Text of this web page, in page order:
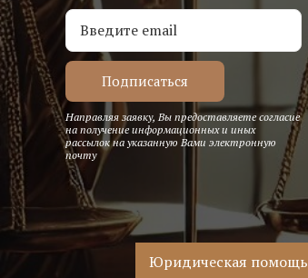
Направляя заявку, Вы предоставляете согласие
на получение информационных и иных
рассылок на указанную Вами электронную
почту
Юридическая помощь